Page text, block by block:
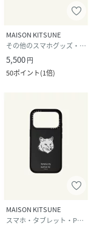
MAISON KITSUNE
その他のスマホグッズ・オーディオ機器
5,500円
50ポイント(1倍)
MAISON KITSUNE
スマホ・タブレット・PCケース/カバー